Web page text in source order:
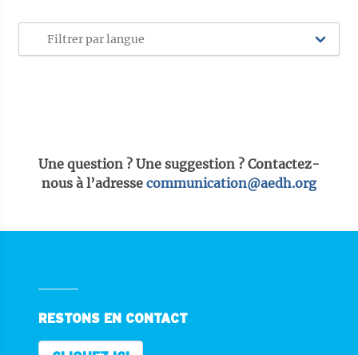
Une question ? Une suggestion ? Contactez-
nous à l’adresse communication@aedh.org
RESTONS EN CONTACT